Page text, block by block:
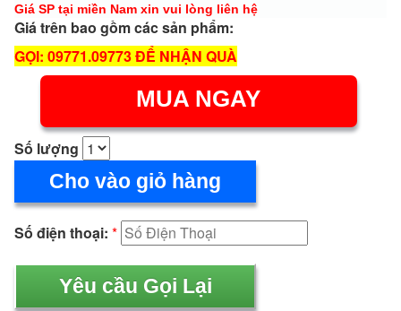
Giá SP tại miền Nam xin vui lòng liên hệ
Giá trên bao gồm các sản phẩm:
GỌI: 09771.09773 ĐỂ NHẬN QUÀ
MUA NGAY
Số lượng
Cho vào giỏ hàng
Số điện thoại: *